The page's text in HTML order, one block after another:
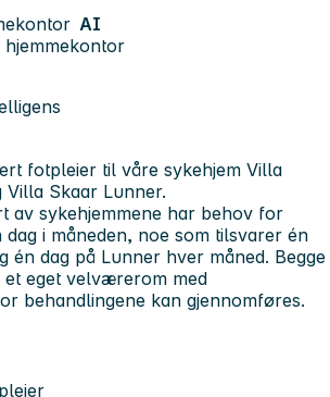
AI
fotpleier til våre sykehjem Villa
Skaar Lunner.
av sykehjemmene har behov for
i måneden, noe som tilsvarer én
én dag på Lunner hver måned. Begge
et eget velværerom med
behandlingene kan gjennomføres.